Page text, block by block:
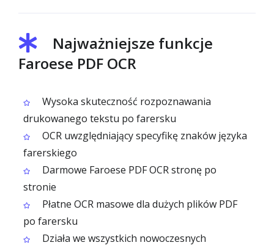
Najważniejsze funkcje
Faroese PDF OCR
Wysoka skuteczność rozpoznawania
drukowanego tekstu po farersku
OCR uwzględniający specyfikę znaków języka
farerskiego
Darmowe Faroese PDF OCR stronę po
stronie
Płatne OCR masowe dla dużych plików PDF
po farersku
Działa we wszystkich nowoczesnych